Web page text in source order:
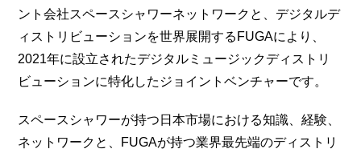
ント会社スペースシャワーネットワークと、デジタルデ
ィストリビューションを世界展開するFUGAにより、
2021年に設立されたデジタルミュージックディストリ
ビューションに特化したジョイントベンチャーです。
スペースシャワーが持つ日本市場における知識、経験、
ネットワークと、FUGAが持つ業界最先端のディストリ